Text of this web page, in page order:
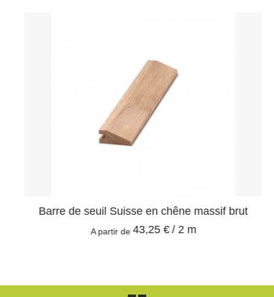
Barre de seuil Suisse en chêne massif brut
A partir de43,25 € / 2 m